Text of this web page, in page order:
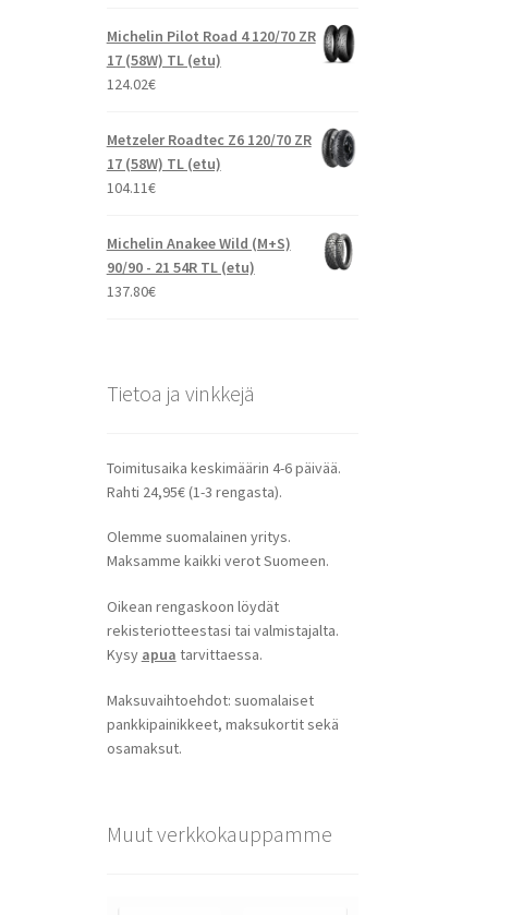
Michelin Pilot Road 4 120/70 ZR
17 (58W) TL (etu)
124.02€
Metzeler Roadtec Z6 120/70 ZR
17 (58W) TL (etu)
104.11€
Michelin Anakee Wild (M+S)
90/90 - 21 54R TL (etu)
137.80€
Tietoa ja vinkkejä
Toimitusaika keskimäärin 4-6 päivää.
Rahti 24,95€ (1-3 rengasta).
Olemme suomalainen yritys.
Maksamme kaikki verot Suomeen.
Oikean rengaskoon löydät
rekisteriotteestasi tai valmistajalta.
Kysy apua tarvittaessa.
Maksuvaihtoehdot: suomalaiset
pankkipainikkeet, maksukortit sekä
osamaksut.
Muut verkkokauppamme